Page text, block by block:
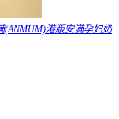
(ANMUM)港版安满孕妇奶